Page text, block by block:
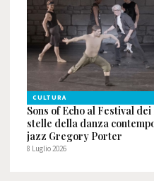
CULTURA
Sons of Echo al Festival
stelle della danza
jazz Gregory Porter
8 Luglio 2026